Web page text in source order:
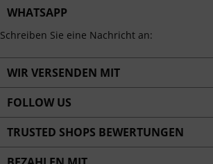
WHATSAPP
Schreiben Sie eine Nachricht an:
WIR VERSENDEN MIT
FOLLOW US
TRUSTED SHOPS BEWERTUNGEN